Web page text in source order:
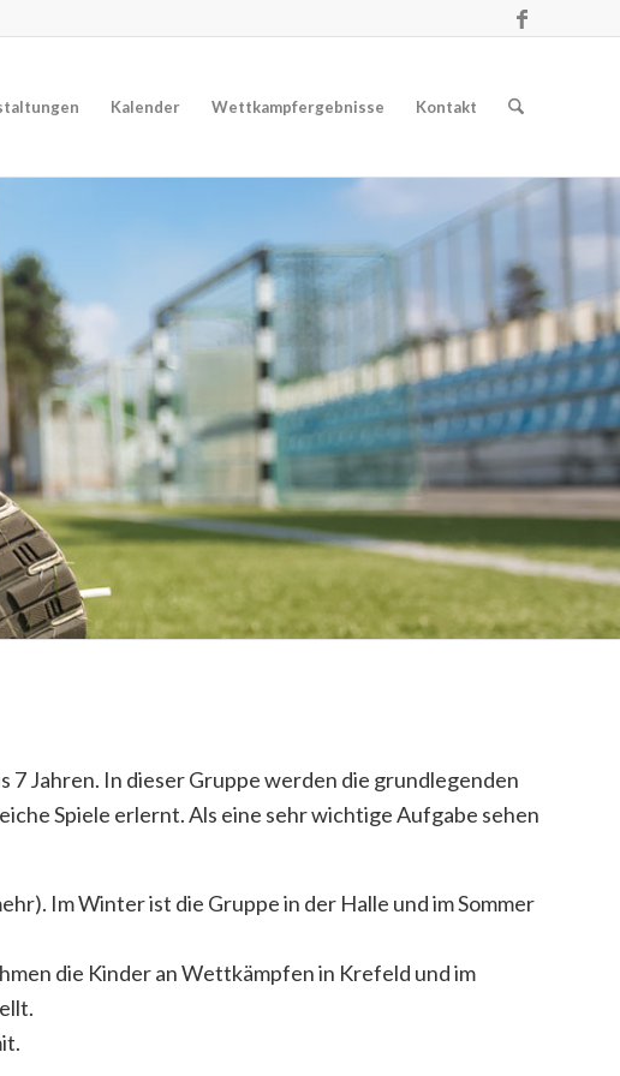
Kalender Wettkampfergebnisse Kontakt
7 Jahren. In dieser Gruppe werden die grundlegenden
Spiele erlernt. Als eine sehr wichtige Aufgabe sehen
Im Winter ist die Gruppe in der Halle und im Sommer
die Kinder an Wettkämpfen in Krefeld und im